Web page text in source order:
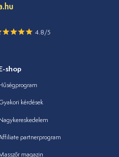
4.8/5
shop
kérdések
partnerprogram
magazin